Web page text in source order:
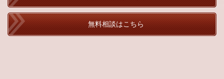
無料相談はこちら